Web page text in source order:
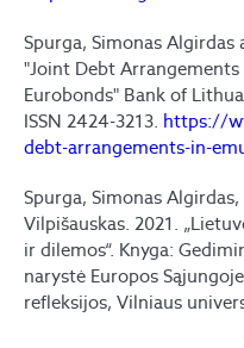
Spurga, Simonas Algirdas
"Joint Debt
Eurobonds" Bank of
ISSN 2424-3213. https://
debt-arrangements-in-
Spurga, Simonas
Vilpišauskas. 2021.
ir dilemos“. Knyga:
narystė Europos
refleksijos, Vilniaus